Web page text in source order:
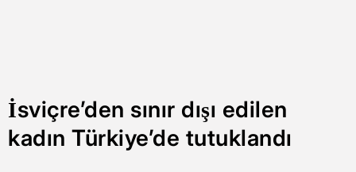
İsviçre’den sınır dışı edilen
kadın Türkiye’de tutuklandı